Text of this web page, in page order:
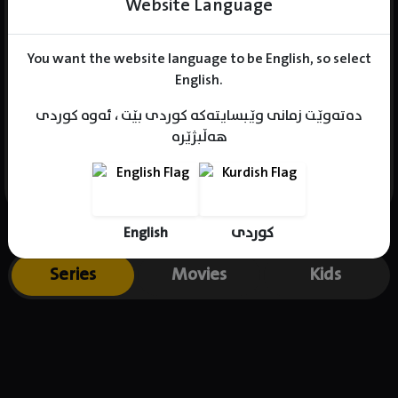
You want the website language to be English, so select
English.
دەتەوێت زمانی وێبسایتەکە کوردی بێت ، ئەوە کوردی
هەڵبژێرە
English کوردی
Name : Heo Nam-jun
Born : 1993-06-09
Place of birth : South Korea
Series Movies Kids